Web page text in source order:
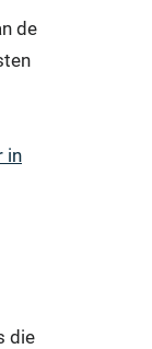
de
in
die